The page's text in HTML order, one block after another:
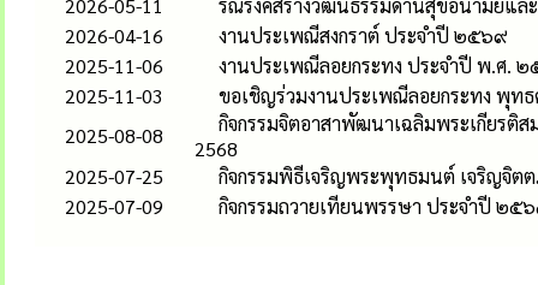
2026-05-11
รณรงค์สร้างวัฒนธรรมด้านสุขอนามัยแล
2026-04-16
งานประเพณีสงกราต์ ประจำปี ๒๕๖๙
2025-11-06
งานประเพณีลอยกระทง ประจำปี พ.ศ.
2025-11-03
ขอเชิญร่วมงานประเพณีลอยกระทง พุท
2025-08-08
กิจกรรมจิตอาสาพัฒนาเฉลิมพระเกียรติ
2568
2025-07-25
กิจกรรมพิธีเจริญพระพุทธมนต์ เจริญจิต
2025-07-09
กิจกรรมถวายเทียนพรรษา ประจำปี ๒๕